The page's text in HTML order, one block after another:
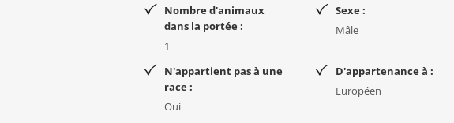
Nombre d'animaux
dans la portée :
1
Sexe :
Mâle
N'appartient pas à une
race :
Oui
D'appartenance à :
Européen